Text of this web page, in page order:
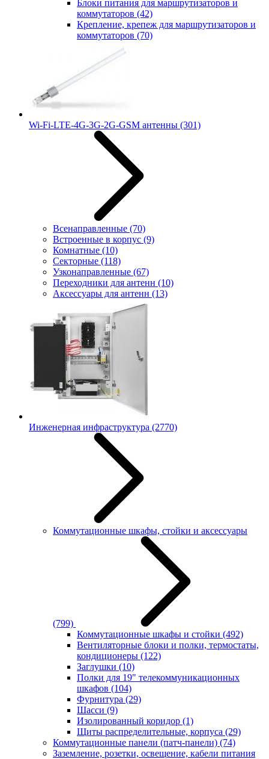
Блоки питания для маршрутизаторов и
коммутаторов (42)
Крепление, крепеж для маршрутизаторов и
коммутаторов (70)
Wi-Fi-LTE-4G-3G-2G-GSM антенны (301)
Всенаправленные (70)
Встроенные в корпус (9)
Комнатные (10)
Секторные (118)
Узконаправленные (67)
Переходники для антенн (10)
Аксессуары для антенн (13)
Инженерная инфраструктура (2770)
Коммутационные шкафы, стойки и аксессуары
(799)
Коммутационные шкафы и стойки (492)
Вентиляторные блоки и полки, термостаты,
кондиционеры (122)
Заглушки (10)
Полки для 19" телекоммуникационных
шкафов (104)
Фурнитура (29)
Шасси (9)
Изолированный коридор (1)
Щиты распределительные, корпуса (29)
Коммутационные панели (патч-панели) (74)
Заземление, розетки, освещение, кабели питания